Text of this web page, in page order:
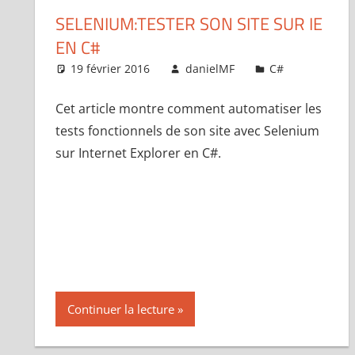
SELENIUM:TESTER SON SITE SUR IE
EN C#
19 février 2016 danielMF C#
Cet article montre comment automatiser les
tests fonctionnels de son site avec Selenium
sur Internet Explorer en C#.
Continuer la lecture